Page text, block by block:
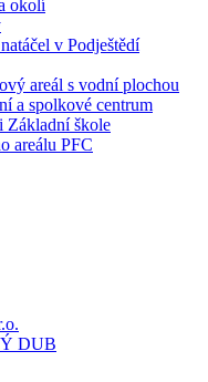
okolí
v Podještědí
areál s vodní plochou
a spolkové centrum
Základní škole
areálu PFC
DUB